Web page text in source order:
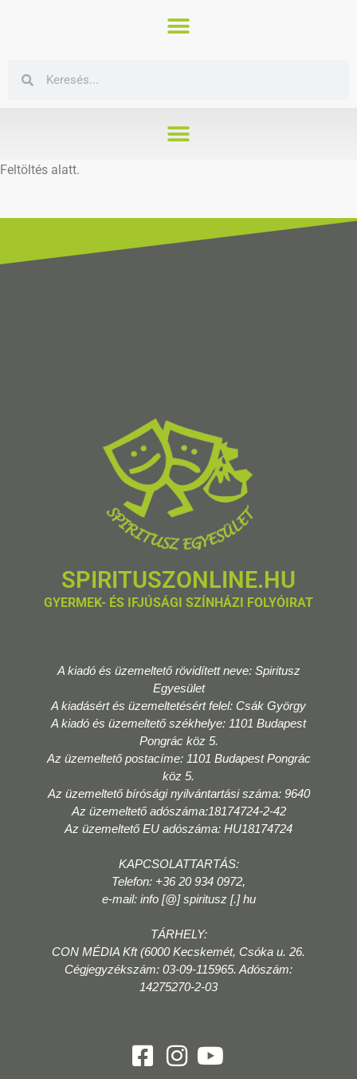
Feltöltés alatt.
SPIRITUSZONLINE.HU
GYERMEK- ÉS IFJÚSÁGI SZÍNHÁZI FOLYÓIRAT
A kiadó és üzemeltető rövidített neve: Spiritusz
Egyesület
A kiadásért és üzemeltetésért felel: Csák György
A kiadó és üzemeltető székhelye: 1101 Budapest
Pongrác köz 5.
Az üzemeltető postacíme: 1101 Budapest Pongrác
köz 5.
Az üzemeltető bírósági nyilvántartási száma: 9640
Az üzemeltető adószáma:18174724-2-42
Az üzemeltető EU adószáma: HU18174724
KAPCSOLATTARTÁS:
Telefon: +36 20 934 0972,
e-mail: info [@] spiritusz [.] hu
TÁRHELY:
CON MÉDIA Kft (6000 Kecskemét, Csóka u. 26.
Cégjegyzékszám: 03-09-115965. Adószám:
14275270-2-03